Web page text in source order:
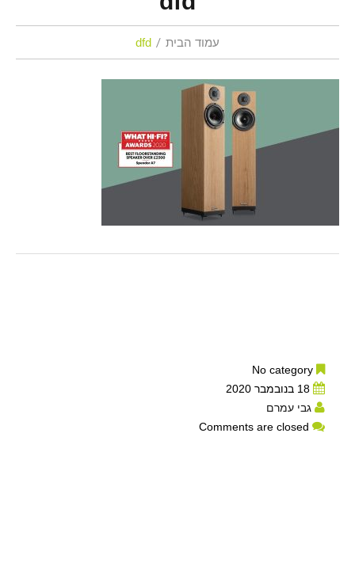
עמוד הבית dfd
18 בנובמבר 2020
גבי עמרם
Comments are closed